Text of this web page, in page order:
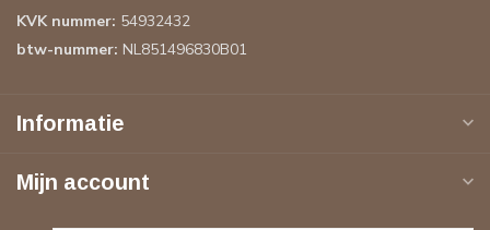
KVK nummer: 54932432
btw-nummer: NL851496830B01
Informatie
Mijn account